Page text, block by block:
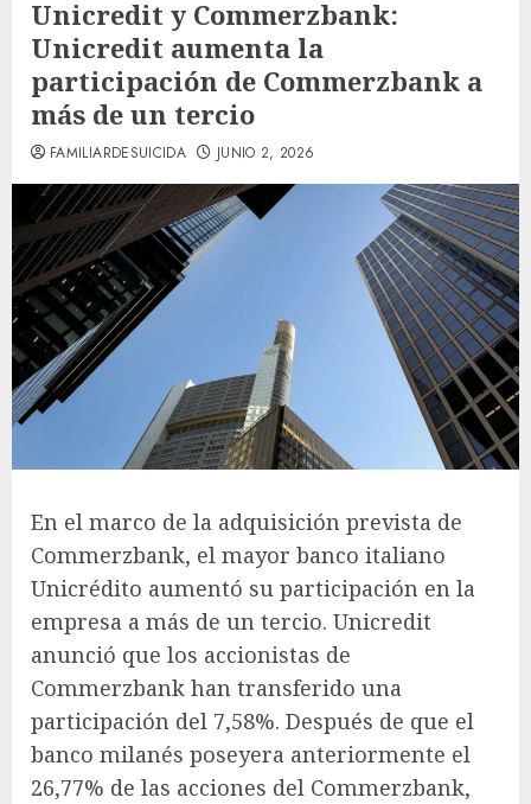
Unicredit y Commerzbank:
Unicredit aumenta la
participación de Commerzbank a
más de un tercio
FAMILIARDESUICIDA JUNIO 2, 2026
En el marco de la adquisición prevista de
Commerzbank, el mayor banco italiano
Unicrédito aumentó su participación en la
empresa a más de un tercio. Unicredit
anunció que los accionistas de
Commerzbank han transferido una
participación del 7,58%. Después de que el
banco milanés poseyera anteriormente el
26,77% de las acciones del Commerzbank,